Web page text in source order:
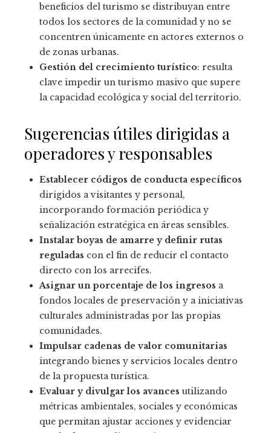
beneficios del turismo se distribuyan entre
todos los sectores de la comunidad y no se
concentren únicamente en actores externos o
de zonas urbanas.
Gestión del crecimiento turístico: resulta
clave impedir un turismo masivo que supere
la capacidad ecológica y social del territorio.
Sugerencias útiles dirigidas a
operadores y responsables
Establecer códigos de conducta específicos
dirigidos a visitantes y personal,
incorporando formación periódica y
señalización estratégica en áreas sensibles.
Instalar boyas de amarre y definir rutas
reguladas con el fin de reducir el contacto
directo con los arrecifes.
Asignar un porcentaje de los ingresos a
fondos locales de preservación y a iniciativas
culturales administradas por las propias
comunidades.
Impulsar cadenas de valor comunitarias
integrando bienes y servicios locales dentro
de la propuesta turística.
Evaluar y divulgar los avances utilizando
métricas ambientales, sociales y económicas
que permitan ajustar acciones y evidenciar